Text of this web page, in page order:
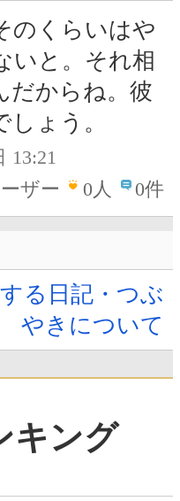
のくらいはや
いと。それ相
だからね。彼
ょう。
13:21
ザー
0人 0件
る日記・つぶ
やきについて
キング